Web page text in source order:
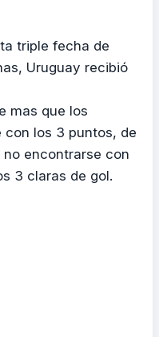
triple fecha de
Uruguay recibió
mas que los
con los 3 puntos, de
encontrarse con
3 claras de gol.